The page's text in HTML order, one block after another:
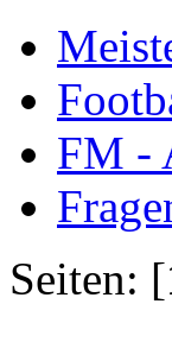
FM -
Seiten: [